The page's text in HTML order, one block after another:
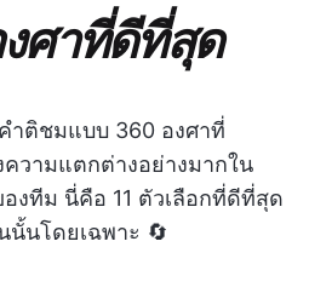
ศาที่ดีที่สุด
ำติชมแบบ 360 องศาที่
ความแตกต่างอย่างมากใน
งทีม นี่คือ 11 ตัวเลือกที่ดีที่สุด
นั้นโดยเฉพาะ 🔄